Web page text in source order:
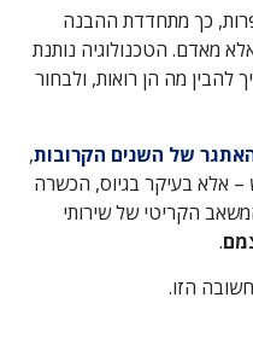
כך מתחדדת ההבנה
מאדם. הטכנולוגיה נותנת
להבין מה הן רואות, ולבחור
של השנים הקרובות,
אלא בעיקר בגיוס, הכשרה
הקריטי של שירותי
.
הזו.